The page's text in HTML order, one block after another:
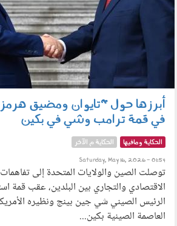
أبرزها حول "تايوان ومضيق
في قمة ترامب وشي في بكين
الحكاية ومافيها الحكاية م الآخر
Saturday, May 16, 2026 - 01:54
توصلت الصين والولايات المتحدة إلى
الاقتصادي والتجاري بين البلدين، عقب
الرئيس الصيني شي جين بينج ونظيره
العاصمة الصينية بكين...